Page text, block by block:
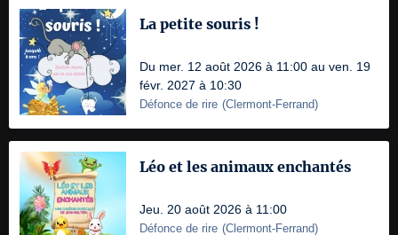
La petite souris !
Du mer. 12 août 2026 à 11:00 au ven. 19
févr. 2027 à 10:30
Défonce de rire (Clermont-Ferrand)
Léo et les animaux enchantés
Jeu. 20 août 2026 à 11:00
Défonce de rire (Clermont-Ferrand)